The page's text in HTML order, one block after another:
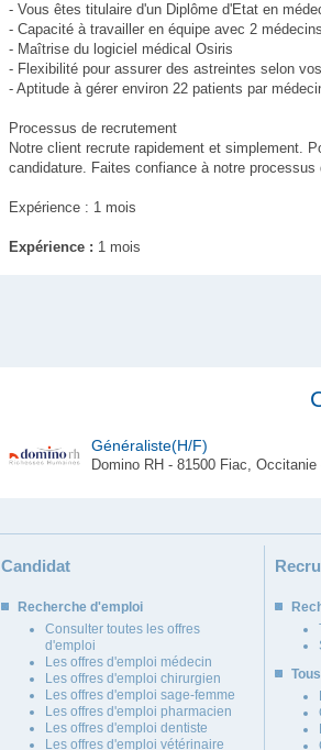
- Vous êtes titulaire d'un Diplôme d'Etat en
- Capacité à travailler en équipe avec 2
- Maîtrise du logiciel médical Osiris
- Flexibilité pour assurer des astreintes selon
- Aptitude à gérer environ 22 patients par
Processus de recrutement
Notre client recrute rapidement et simplement.
candidature. Faites confiance à notre
Expérience : 1 mois
Expérience : 1 mois
Généraliste(H/F)
Domino RH - 81500 Fiac, Occitanie
Candidat
Recherche d'emploi
Consulter toutes les offres
d'emploi
Les offres d'emploi médecin
Les offres d'emploi chirurgien
Les offres d'emploi sage-femme
Les offres d'emploi pharmacien
Les offres d'emploi dentiste
Les offres d'emploi vétérinaire